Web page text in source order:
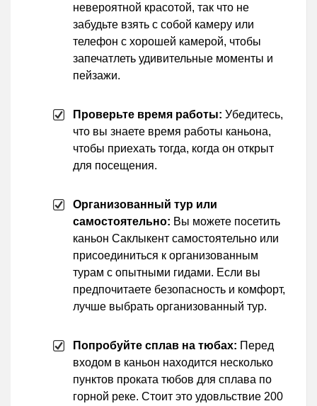
невероятной красотой, так что не
забудьте взять с собой камеру или
телефон с хорошей камерой, чтобы
запечатлеть удивительные моменты и
пейзажи.
Проверьте время работы: Убедитесь,
что вы знаете время работы каньона,
чтобы приехать тогда, когда он открыт
для посещения.
Организованный тур или
самостоятельно: Вы можете посетить
каньон Саклыкент самостоятельно или
присоединиться к организованным
турам с опытными гидами. Если вы
предпочитаете безопасность и комфорт,
лучше выбрать организованный тур.
Попробуйте сплав на тюбах: Перед
входом в каньон находится несколько
пунктов проката тюбов для сплава по
горной реке. Стоит это удовльствие 200